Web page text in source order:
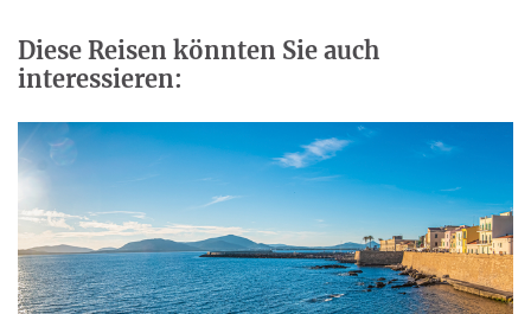
Diese Reisen könnten Sie auch
interessieren: